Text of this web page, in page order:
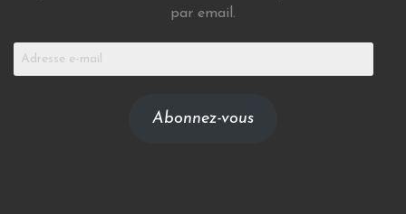
par email.
Adresse
Abonnez-vous